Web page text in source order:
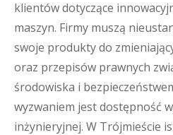
klientów dotyczące
maszyn. Firmy muszą
swoje produkty do
oraz przepisów prawnych
środowiska i
wyzwaniem jest dostępność
inżynieryjnej. W Trójmieście